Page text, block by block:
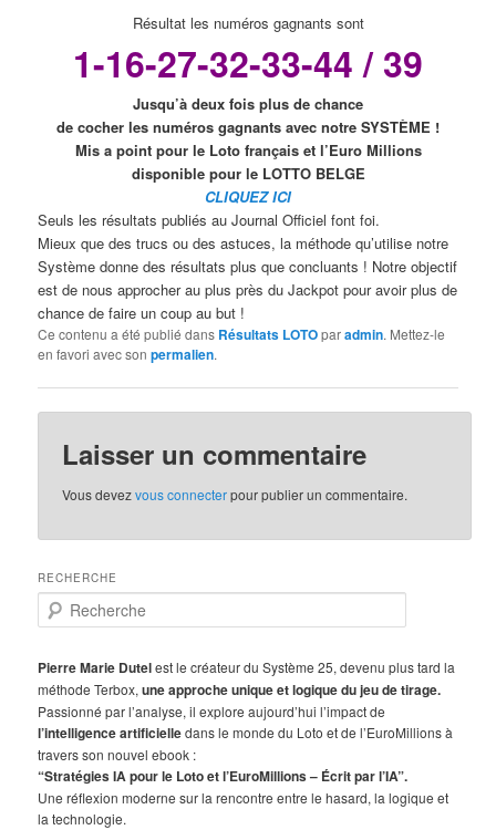
Résultat les numéros gagnants sont
1-16-27-32-33-44 / 39
Jusqu’à deux fois plus de chance
de cocher les numéros gagnants avec notre SYSTÈME !
Mis a point pour le Loto français et l’Euro Millions
disponible pour le LOTTO BELGE
CLIQUEZ ICI
Seuls les résultats publiés au Journal Officiel font foi.
Mieux que des trucs ou des astuces, la méthode qu’utilise notre
Système donne des résultats plus que concluants ! Notre objectif
est de nous approcher au plus près du Jackpot pour avoir plus de
chance de faire un coup au but !
Ce contenu a été publié dans Résultats LOTOparadmin. Mettez-le
en favori avec sonpermalien.
Laisser un commentaire
Vous devezvous connecterpour publier un commentaire.
RECHERCHE
e
h
e
r
c
h
e
Pierre Marie Dutelest le créateur du Système 25, devenu plus tard la
méthode Terbox,une approche unique et logique du jeu de tirage.
Passionné par l’analyse, il explore aujourd’hui l’impact de
l’intelligence artificielledans le monde du Loto et de l’EuroMillions à
travers son nouvel ebook :
“Stratégies IA pour le Loto et l’EuroMillions – Écrit par l’IA”.
Une réflexion moderne sur la rencontre entre le hasard, la logique et
la technologie.